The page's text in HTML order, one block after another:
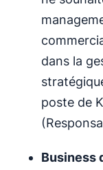
dans la
poste de
Business